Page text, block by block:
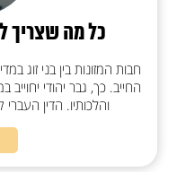
כל מה שצריך
חבות המזונות בין בני זוג
החייב. כך, גבר יהודי
והלכותיו. הדין העברי